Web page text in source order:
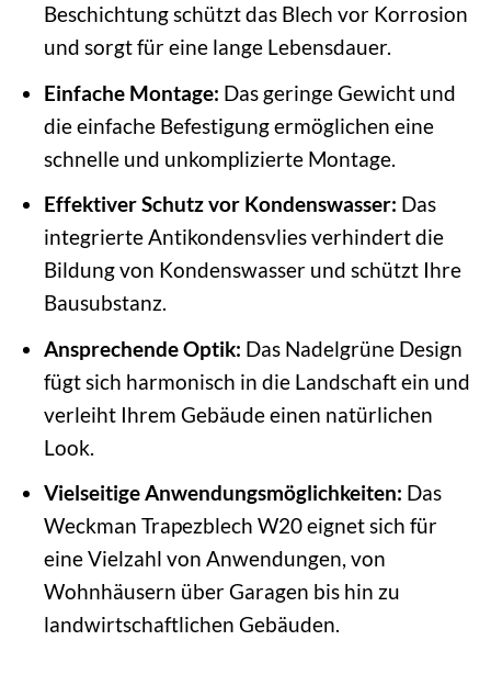
Beschichtung schützt das Blech vor Korrosion
und sorgt für eine lange Lebensdauer.
Einfache Montage: Das geringe Gewicht und
die einfache Befestigung ermöglichen eine
schnelle und unkomplizierte Montage.
Effektiver Schutz vor Kondenswasser: Das
integrierte Antikondensvlies verhindert die
Bildung von Kondenswasser und schützt Ihre
Bausubstanz.
Ansprechende Optik: Das Nadelgrüne Design
fügt sich harmonisch in die Landschaft ein und
verleiht Ihrem Gebäude einen natürlichen
Look.
Vielseitige Anwendungsmöglichkeiten: Das
Weckman Trapezblech W20 eignet sich für
eine Vielzahl von Anwendungen, von
Wohnhäusern über Garagen bis hin zu
landwirtschaftlichen Gebäuden.